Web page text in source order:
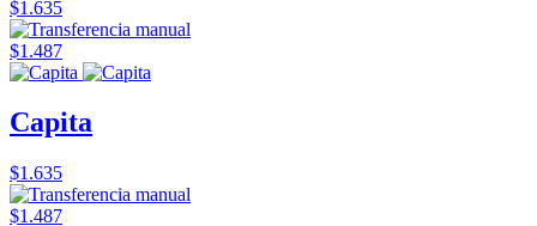
$1.635
$1.487
Capita
$1.635
$1.487